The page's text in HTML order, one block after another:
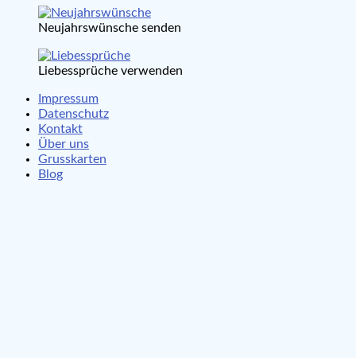
Neujahrswünsche senden
Liebessprüche verwenden
Impressum
Datenschutz
Kontakt
Über uns
Grusskarten
Blog